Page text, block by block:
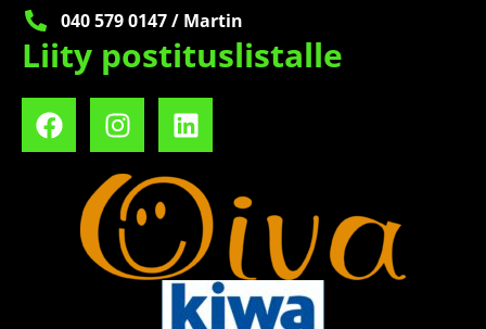
040 579 0147 / Martin
Liity postituslistalle